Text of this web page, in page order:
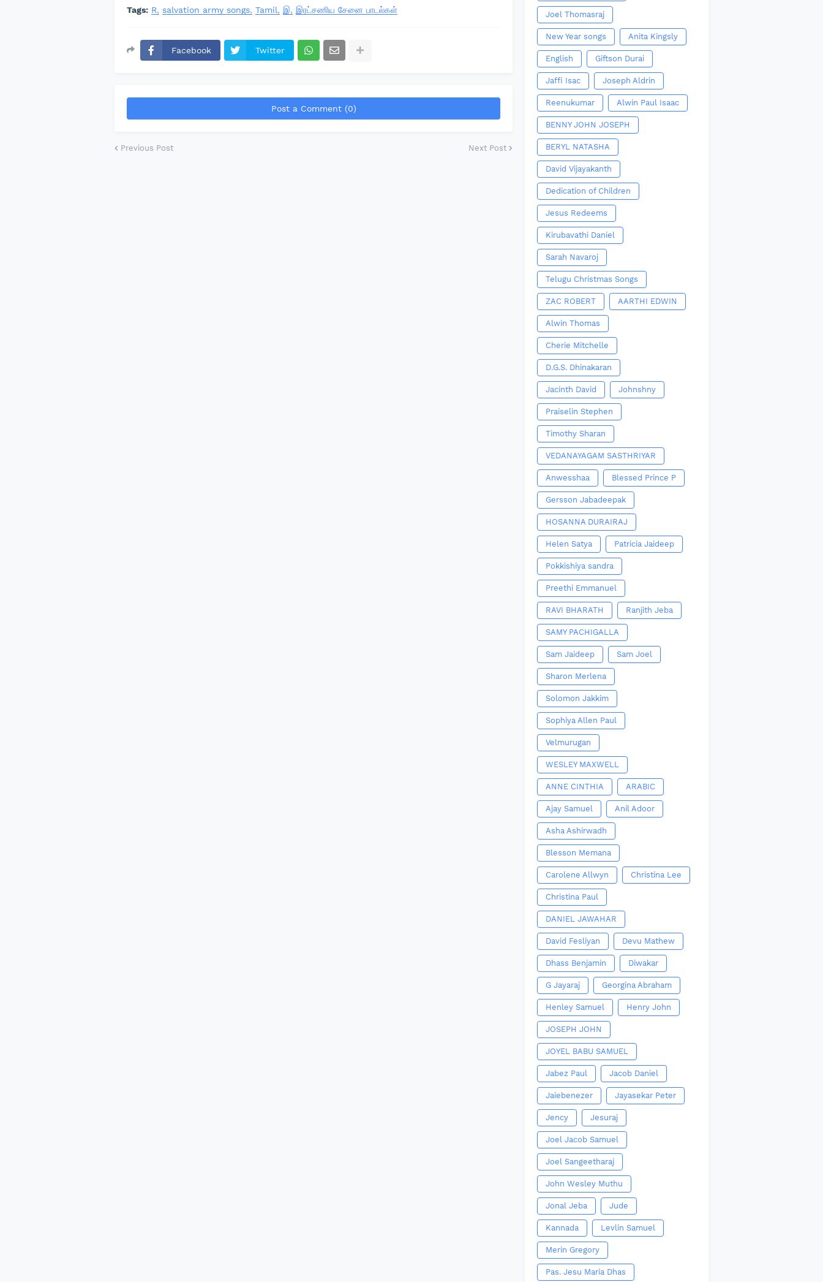
Tags: R salvation army songs Tamil இ இரட்சணிய சேனை பாடல்கள்
Facebook Twitter
Post a Comment (0)
Previous Post Next Post
Joel Thomasraj
New Year songs Anita Kingsly
English Giftson Durai
Jaffi Isac Joseph Aldrin
Reenukumar Alwin Paul Isaac
BENNY JOHN JOSEPH
BERYL NATASHA
David Vijayakanth
Dedication of Children
Jesus Redeems
Kirubavathi Daniel
Sarah Navaroj
Telugu Christmas Songs
ZAC ROBERT AARTHI EDWIN
Alwin Thomas
Cherie Mitchelle
D.G.S. Dhinakaran
Jacinth David Johnshny
Praiselin Stephen
Timothy Sharan
VEDANAYAGAM SASTHRIYAR
Anwesshaa Blessed Prince P
Gersson Jabadeepak
HOSANNA DURAIRAJ
Helen Satya Patricia Jaideep
Pokkishiya sandra
Preethi Emmanuel
RAVI BHARATH Ranjith Jeba
SAMY PACHIGALLA
Sam Jaideep Sam Joel
Sharon Merlena
Solomon Jakkim
Sophiya Allen Paul
Velmurugan
WESLEY MAXWELL
ANNE CINTHIA ARABIC
Ajay Samuel Anil Adoor
Asha Ashirwadh
Blesson Memana
Carolene Allwyn Christina Lee
Christina Paul
DANIEL JAWAHAR
David Fesliyan Devu Mathew
Dhass Benjamin Diwakar
G Jayaraj Georgina Abraham
Henley Samuel Henry John
JOSEPH JOHN
JOYEL BABU SAMUEL
Jabez Paul Jacob Daniel
Jaiebenezer Jayasekar Peter
Jency Jesuraj
Joel Jacob Samuel
Joel Sangeetharaj
John Wesley Muthu
Jonal Jeba Jude
Kannada Levlin Samuel
Merin Gregory
Pas. Jesu Maria Dhas